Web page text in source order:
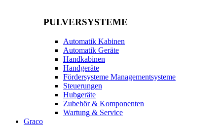
PULVERSYSTEME
Automatik Kabinen
Automatik Geräte
Handkabinen
Handgeräte
Fördersysteme Managementsysteme
Steuerungen
Hubgeräte
Zubehör & Komponenten
Wartung & Service
Graco